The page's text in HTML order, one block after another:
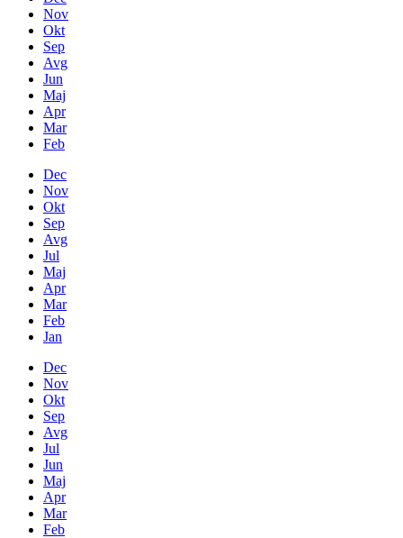
Nov
Okt
Sep
Avg
Jun
Maj
Apr
Mar
Feb
Dec
Nov
Okt
Sep
Avg
Jul
Maj
Apr
Mar
Feb
Jan
Dec
Nov
Okt
Sep
Avg
Jul
Jun
Maj
Apr
Mar
Feb